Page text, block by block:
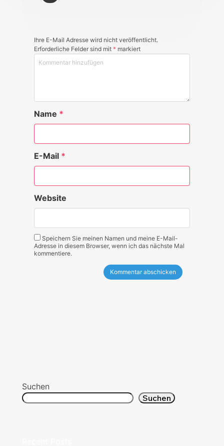
Ihre E-Mail Adresse wird nicht veröffentlicht.
Erforderliche Felder sind mit * markiert
Name *
E-Mail *
Website
Speichern Sie meinen Namen und meine E-Mail-
Adresse in diesem Browser, wenn ich das nächste Mal
kommentiere.
Suchen
Suchen